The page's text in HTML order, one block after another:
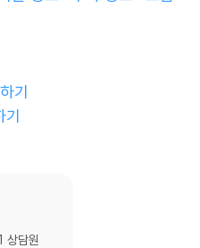
기
상담원